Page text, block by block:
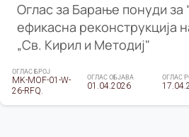
Оглас за Барање понуди за
ефикасна реконструкција
„Св. Кирил и Методиј"
ОГЛАС БРОЈ
MK-MOF-01-W-
26-RFQ.
ОГЛАС ОБЈАВА
01.04.2026
ОГЛАС